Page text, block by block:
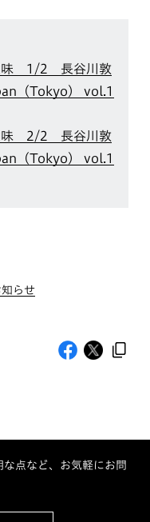
味 1/2 長谷川敦
（Tokyo） vol.1
味 2/2 長谷川敦
（Tokyo） vol.1
らせ
点など、お気軽にお問